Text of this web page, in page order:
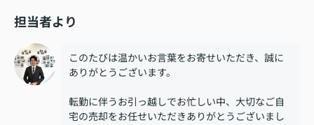
担当者より
このたびは温かいお言葉をお寄せいただき、誠に
ありがとうございます。
転勤に伴うお引っ越しでお忙しい中、大切なご自
宅の売却をお任せいただきありがとうございまし